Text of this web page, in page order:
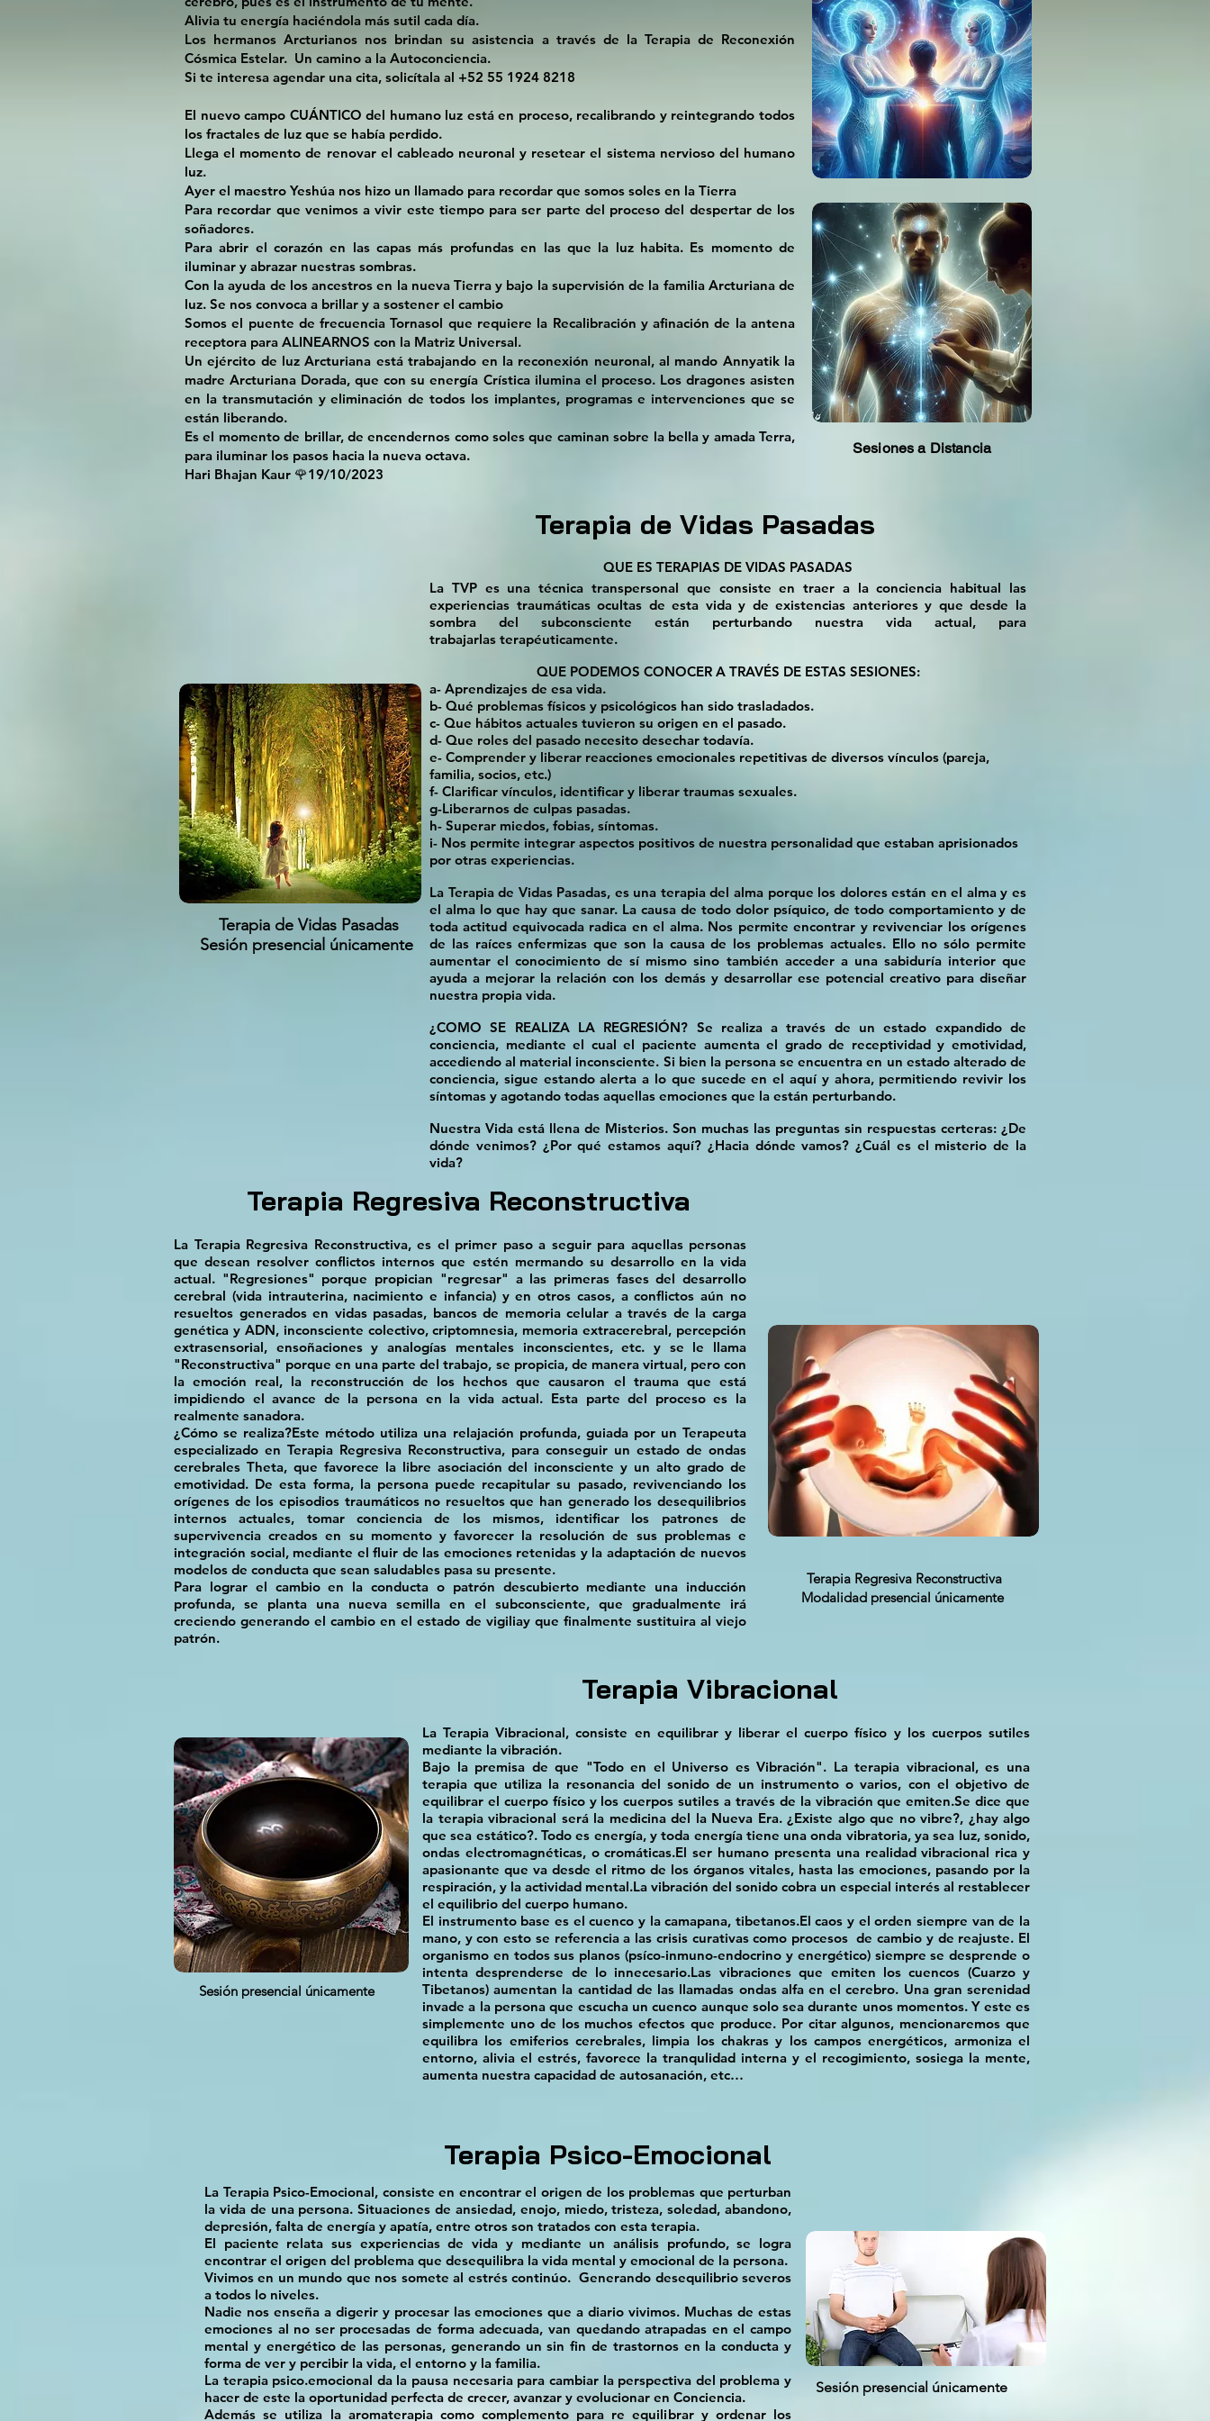
Alivia tu energía haciéndola más sutil cada día.
Los hermanos Arcturianos nos brindan su asistencia a través de la Terapia de Reconexión
Cósmica Estelar. Un camino a la Autoconciencia.
Si te interesa agendar una cita, solicítala al +52 55 1924 8218
El nuevo campo CUÁNTICO del humano luz está en proceso, recalibrando y reintegrando todos
los fractales de luz que se había perdido.
Llega el momento de renovar el cableado neuronal y resetear el sistema nervioso del humano
luz.
Ayer el maestro Yeshúa nos hizo un llamado para recordar que somos soles en la Tierra
Para recordar que venimos a vivir este tiempo para ser parte del proceso del despertar de los
soñadores.
Para abrir el corazón en las capas más profundas en las que la luz habita. Es momento de
iluminar y abrazar nuestras sombras.
Con la ayuda de los ancestros en la nueva Tierra y bajo la supervisión de la familia Arcturiana de
luz. Se nos convoca a brillar y a sostener el cambio
Somos el puente de frecuencia Tornasol que requiere la Recalibración y afinación de la antena
receptora para ALINEARNOS con la Matriz Universal.
Un ejército de luz Arcturiana está trabajando en la reconexión neuronal, al mando Annyatik la
madre Arcturiana Dorada, que con su energía Crística ilumina el proceso. Los dragones asisten
en la transmutación y eliminación de todos los implantes, programas e intervenciones que se
están liberando.
Es el momento de brillar, de encendernos como soles que caminan sobre la bella y amada Terra,
para iluminar los pasos hacia la nueva octava.
Hari Bhajan Kaur 🌹19/10/2023
Sesiones a Distancia
Terapia de Vidas Pasadas
Terapia de Vidas Pasadas
Sesión presencial únicamente
QUE ES TERAPIAS DE VIDAS PASADAS
La TVP es una técnica transpersonal que consiste en traer a la conciencia habitual las
experiencias traumáticas ocultas de esta vida y de existencias anteriores y que desde la
sombra del subconsciente están perturbando nuestra vida actual, para
trabajarlas terapéuticamente.
QUE PODEMOS CONOCER A TRAVÉS DE ESTAS SESIONES:
a- Aprendizajes de esa vida.
b- Qué problemas físicos y psicológicos han sido trasladados.
c- Que hábitos actuales tuvieron su origen en el pasado.
d- Que roles del pasado necesito desechar todavía.
e- Comprender y liberar reacciones emocionales repetitivas de diversos vínculos (pareja,
familia, socios, etc.)
f- Clarificar vínculos, identificar y liberar traumas sexuales.
g-Liberarnos de culpas pasadas.
h- Superar miedos, fobias, síntomas.
i- Nos permite integrar aspectos positivos de nuestra personalidad que estaban aprisionados
por otras experiencias.
La Terapia de Vidas Pasadas, es una terapia del alma porque los dolores están en el alma y es
el alma lo que hay que sanar. La causa de todo dolor psíquico, de todo comportamiento y de
toda actitud equivocada radica en el alma. Nos permite encontrar y revivenciar los orígenes
de las raíces enfermizas que son la causa de los problemas actuales. Ello no sólo permite
aumentar el conocimiento de sí mismo sino también acceder a una sabiduría interior que
ayuda a mejorar la relación con los demás y desarrollar ese potencial creativo para diseñar
nuestra propia vida.
¿COMO SE REALIZA LA REGRESIÓN? Se realiza a través de un estado expandido de
conciencia, mediante el cual el paciente aumenta el grado de receptividad y emotividad,
accediendo al material inconsciente. Si bien la persona se encuentra en un estado alterado de
conciencia, sigue estando alerta a lo que sucede en el aquí y ahora, permitiendo revivir los
síntomas y agotando todas aquellas emociones que la están perturbando.
Nuestra Vida está llena de Misterios. Son muchas las preguntas sin respuestas certeras: ¿De
dónde venimos? ¿Por qué estamos aquí? ¿Hacia dónde vamos? ¿Cuál es el misterio de la
vida?
Terapia Regresiva Reconstructiva
La Terapia Regresiva Reconstructiva, es el primer paso a seguir para aquellas personas
que desean resolver conflictos internos que estén mermando su desarrollo en la vida
actual. "Regresiones" porque propician "regresar" a las primeras fases del desarrollo
cerebral (vida intrauterina, nacimiento e infancia) y en otros casos, a conflictos aún no
resueltos generados en vidas pasadas, bancos de memoria celular a través de la carga
genética y ADN, inconsciente colectivo, criptomnesia, memoria extracerebral, percepción
extrasensorial, ensoñaciones y analogías mentales inconscientes, etc. y se le llama
"Reconstructiva" porque en una parte del trabajo, se propicia, de manera virtual, pero con
la emoción real, la reconstrucción de los hechos que causaron el trauma que está
impidiendo el avance de la persona en la vida actual. Esta parte del proceso es la
realmente sanadora.
¿Cómo se realiza?Este método utiliza una relajación profunda, guiada por un Terapeuta
especializado en Terapia Regresiva Reconstructiva, para conseguir un estado de ondas
cerebrales Theta, que favorece la libre asociación del inconsciente y un alto grado de
emotividad. De esta forma, la persona puede recapitular su pasado, revivenciando los
orígenes de los episodios traumáticos no resueltos que han generado los desequilibrios
internos actuales, tomar conciencia de los mismos, identificar los patrones de
supervivencia creados en su momento y favorecer la resolución de sus problemas e
integración social, mediante el fluir de las emociones retenidas y la adaptación de nuevos
modelos de conducta que sean saludables pasa su presente.
Para lograr el cambio en la conducta o patrón descubierto mediante una inducción
profunda, se planta una nueva semilla en el subconsciente, que gradualmente irá
creciendo generando el cambio en el estado de vigiliay que finalmente sustituira al viejo
patrón.
Terapia Regresiva Reconstructiva
Modalidad presencial únicamente
Terapia Vibracional
Sesión presencial únicamente
La Terapia Vibracional, consiste en equilibrar y liberar el cuerpo físico y los cuerpos sutiles
mediante la vibración.
Bajo la premisa de que "Todo en el Universo es Vibración". La terapia vibracional, es una
terapia que utiliza la resonancia del sonido de un instrumento o varios, con el objetivo de
equilibrar el cuerpo físico y los cuerpos sutiles a través de la vibración que emiten.Se dice que
la terapia vibracional será la medicina del la Nueva Era. ¿Existe algo que no vibre?, ¿hay algo
que sea estático?. Todo es energía, y toda energía tiene una onda vibratoria, ya sea luz, sonido,
ondas electromagnéticas, o cromáticas.El ser humano presenta una realidad vibracional rica y
apasionante que va desde el ritmo de los órganos vitales, hasta las emociones, pasando por la
respiración, y la actividad mental.La vibración del sonido cobra un especial interés al restablecer
el equilibrio del cuerpo humano.
El instrumento base es el cuenco y la camapana, tibetanos.El caos y el orden siempre van de la
mano, y con esto se referencia a las crisis curativas como procesos de cambio y de reajuste. El
organismo en todos sus planos (psíco-inmuno-endocrino y energético) siempre se desprende o
intenta desprenderse de lo innecesario.Las vibraciones que emiten los cuencos (Cuarzo y
Tibetanos) aumentan la cantidad de las llamadas ondas alfa en el cerebro. Una gran serenidad
invade a la persona que escucha un cuenco aunque solo sea durante unos momentos. Y este es
simplemente uno de los muchos efectos que produce. Por citar algunos, mencionaremos que
equilibra los emiferios cerebrales, limpia los chakras y los campos energéticos, armoniza el
entorno, alivia el estrés, favorece la tranqulidad interna y el recogimiento, sosiega la mente,
aumenta nuestra capacidad de autosanación, etc…
Terapia Psico-Emocional
La Terapia Psico-Emocional, consiste en encontrar el origen de los problemas que perturban
la vida de una persona. Situaciones de ansiedad, enojo, miedo, tristeza, soledad, abandono,
depresión, falta de energía y apatía, entre otros son tratados con esta terapia.
El paciente relata sus experiencias de vida y mediante un análisis profundo, se logra
encontrar el origen del problema que desequilibra la vida mental y emocional de la persona.
Vivimos en un mundo que nos somete al estrés continúo. Generando desequilibrio severos
a todos lo niveles.
Nadie nos enseña a digerir y procesar las emociones que a diario vivimos. Muchas de estas
emociones al no ser procesadas de forma adecuada, van quedando atrapadas en el campo
mental y energético de las personas, generando un sin fin de trastornos en la conducta y
forma de ver y percibir la vida, el entorno y la familia.
La terapia psico.emocional da la pausa necesaria para cambiar la perspectiva del problema y
hacer de este la oportunidad perfecta de crecer, avanzar y evolucionar en Conciencia.
Además se utiliza la aromaterapia como complemento para re equilibrar y ordenar los
Sesión presencial únicamente